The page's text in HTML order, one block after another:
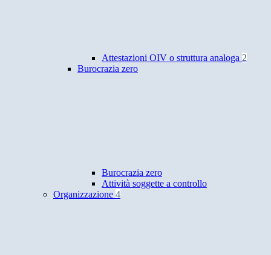
Attestazioni OIV o struttura analoga 2
Burocrazia zero
Burocrazia zero
Attività soggette a controllo
Organizzazione 4